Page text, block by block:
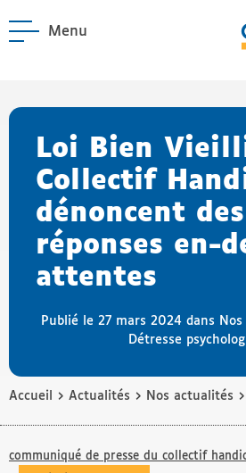
Menu
Loi Bien
Collectif
dénoncent des
réponses en-
attentes
Publié le 27 mars 2024 dans
Détresse
Accueil › Actualités › Nos actualités ›
communiqué de presse du collectif